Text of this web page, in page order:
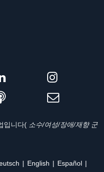
입니다( 소수/여성/장애/재향 군
English
Español